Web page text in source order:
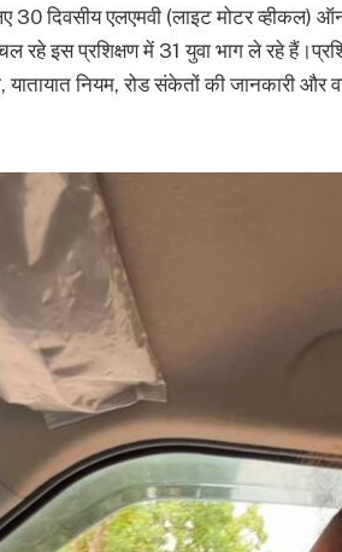
30 दिवसीय एलएमवी (लाइट मोटर व्हीकल)
रहे इस प्रशिक्षण में 31 युवा भाग ले रहे
नियम, रोड संकेतों की जानकारी और